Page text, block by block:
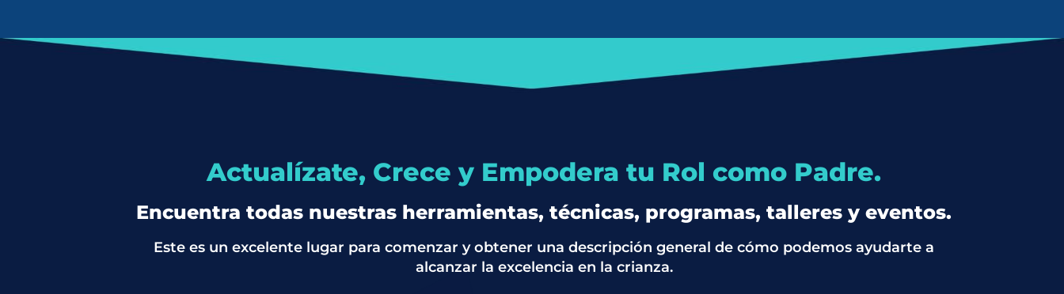
Actualízate, Crece y Empodera tu Rol como Padre.
Encuentra todas nuestras herramientas, técnicas, programas, talleres y eventos.
Este es un excelente lugar para comenzar y obtener una descripción general de cómo podemos ayudarte a
alcanzar la excelencia en la crianza.